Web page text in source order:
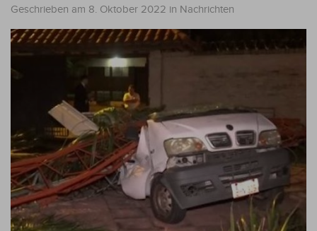
Geschrieben am 8. Oktober 2022 in Nachrichten